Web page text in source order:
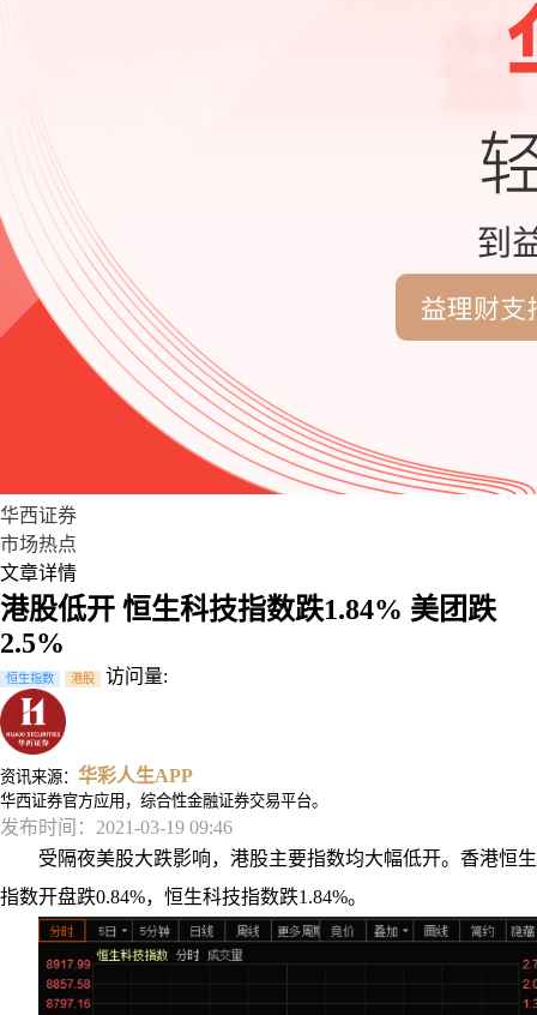
华西证券
市场热点
文章详情
港股低开 恒生科技指数跌1.84% 美团跌
2.5%
恒生指数 港股 访问量:
资讯来源： 华彩人生APP
华西证券官方应用，综合性金融证券交易平台。
发布时间：2021-03-19 09:46
受隔夜美股大跌影响，港股主要指数均大幅低开。香港恒生
指数开盘跌0.84%，恒生科技指数跌1.84%。